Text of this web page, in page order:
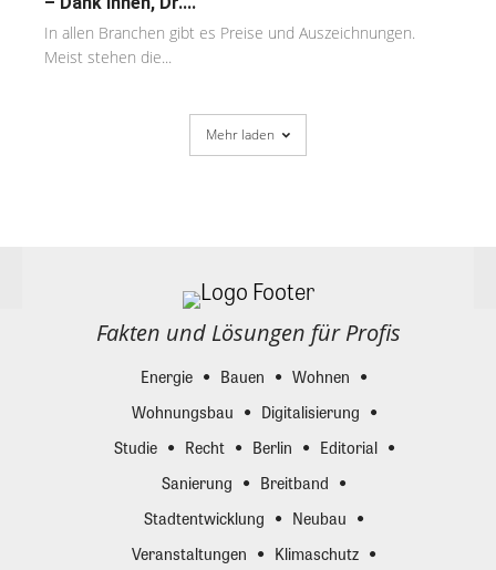
In allen Branchen gibt es Preise und Auszeichnungen.
Meist stehen die...
Mehr laden
Fakten und Lösungen für Profis
Energie Bauen
Wohnen
Wohnungsbau
Digitalisierung
Studie
Recht Berlin
Editorial
Sanierung
Breitband
Stadtentwicklung
Neubau
Veranstaltungen
Klimaschutz